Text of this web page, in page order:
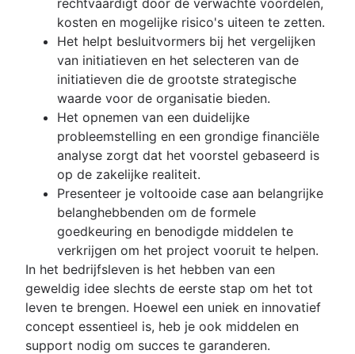
voorbeelden]
Overzicht
Modellen
Co-leiderschap
Proces voor documentenbeheer
Overzicht
Sociaal bedrijfsnetwerk
Beheer van bouwprojecten
Software voor bouwprojectmanagement
Hoe je de voortgang van een project bijhoudt
Project initiation
What is project initiation?
Vergadering voor projectkick-off
Projectdoelstellingen
Project milestones
Te leveren producten van een project
Acceptatiecriteria
In kaart brengen van belanghebbenden:
definitie, voordelen en voorbeelden
Scope van het project
Drievoudige beperkingen
Business case
Proof of concept
Voorstel
Projectcontract versus projectposter
kosten en mogelijke risico's uiteen te zetten.
Het helpt besluitvormers bij het vergelijken
van initiatieven en het selecteren van de
initiatieven die de grootste strategische
waarde voor de organisatie bieden.
Het opnemen van een duidelijke
probleemstelling en een grondige financiële
analyse zorgt dat het voorstel gebaseerd is
op de zakelijke realiteit.
Presenteer je voltooide case aan belangrijke
belanghebbenden om de formele
goedkeuring en benodigde middelen te
verkrijgen om het project vooruit te helpen.
In het bedrijfsleven is het hebben van een
geweldig idee slechts de eerste stap om het tot
leven te brengen. Hoewel een uniek en innovatief
concept essentieel is, heb je ook middelen en
support nodig om succes te garanderen.